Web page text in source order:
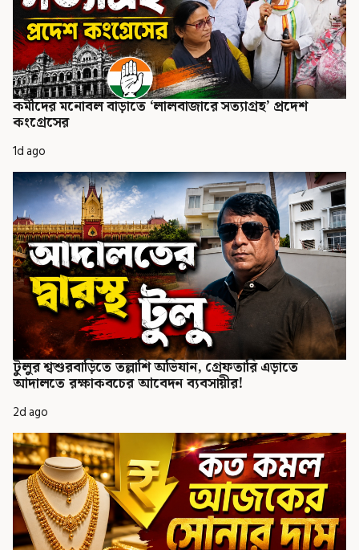
কর্মীদের মনোবল বাড়াতে ‘লালবাজারে সত্যাগ্রহ’ প্রদেশ
কংগ্রেসের
1d ago
টুলুর শ্বশুরবাড়িতে তল্লাশি অভিযান, গ্রেফতারি এড়াতে
আদালতে রক্ষাকবচের আবেদন ব্যবসায়ীর!
2d ago